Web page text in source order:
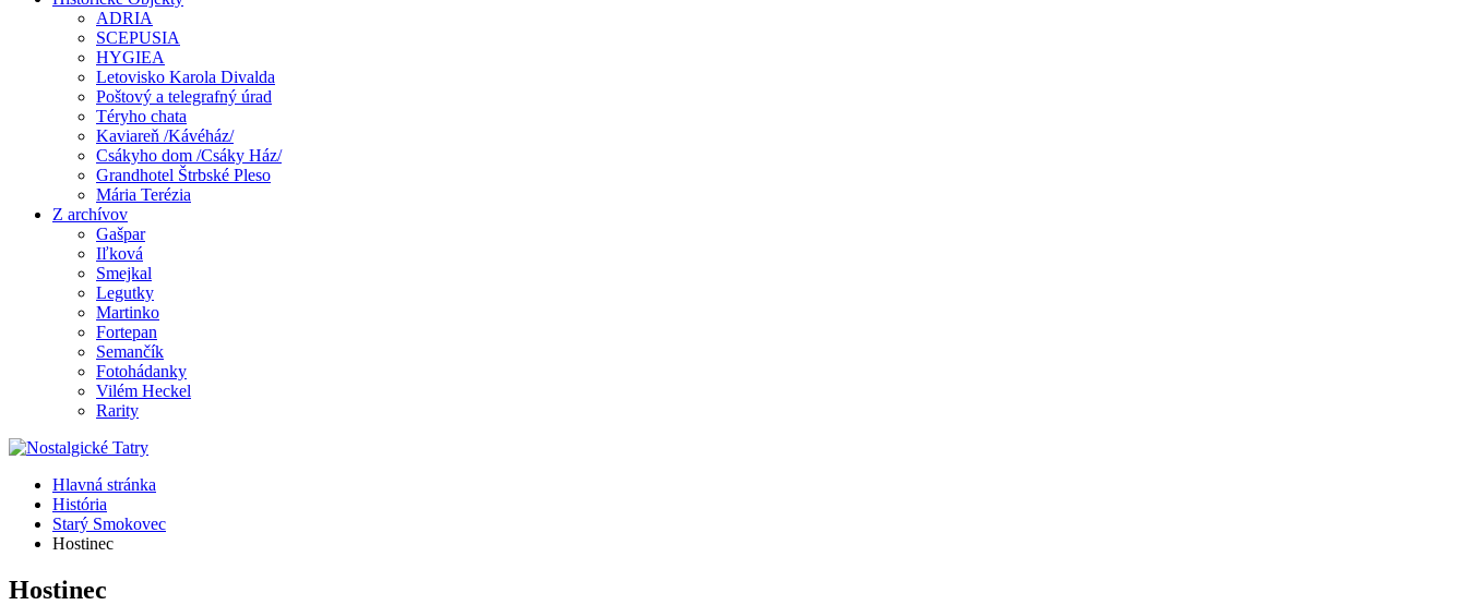
ADRIA
SCEPUSIA
HYGIEA
Letovisko Karola Divalda
Poštový a telegrafný úrad
Téryho chata
Kaviareň /Kávéház/
Csákyho dom /Csáky Ház/
Grandhotel Štrbské Pleso
Mária Terézia
Z archívov
Gašpar
Iľková
Smejkal
Legutky
Martinko
Fortepan
Semančík
Fotohádanky
Vilém Heckel
Rarity
Hlavná stránka
História
Starý Smokovec
Hostinec
Hostinec